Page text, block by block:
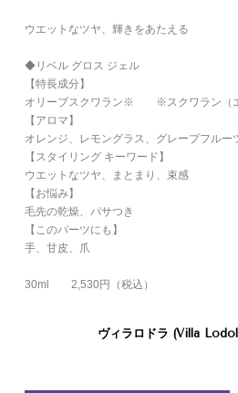
ウエットなツヤ、輝きをあたえる
◆リベル グロス ジェル
【特長成分】
オリーブスクワラン※ ※スクワラン（
【アロマ】
オレンジ、レモングラス、グレープフルー
【スタイリング キーワード】
ウエットなツヤ、まとまり、束感
【お悩み】
毛先の乾燥、パサつき
【このパーツにも】
手、甘皮、爪
30ml 2,530円（税込）
ヴィラロドラ (Villa